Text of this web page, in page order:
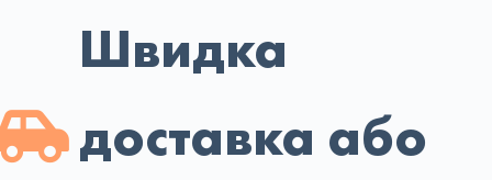
Швидка
доставка або